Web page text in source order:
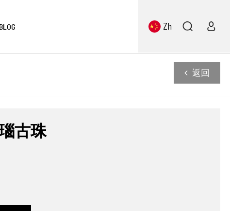
BLOG Zh
返回
古珠